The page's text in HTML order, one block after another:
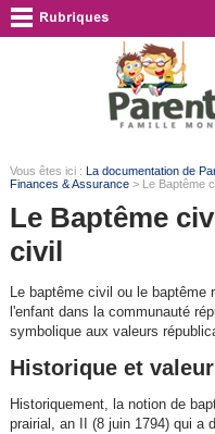
Vous êtes ici : La documentation de
Finances & Assurance> Le Baptême
Le Baptême
civil
Le baptême civil ou le baptême
l'enfant dans la communauté
symbolique aux valeurs
Historique et
Historiquement, la notion de
prairial, an II (8 juin 1794) qui a